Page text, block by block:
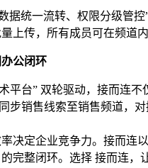
据统一流转、权限分级管
上传，所有成员可在频道
公闭环
平台” 双轮驱动，接而连
步销售线索至销售频道，
决定企业竞争力。接而连
完整闭环。选择 接而连，